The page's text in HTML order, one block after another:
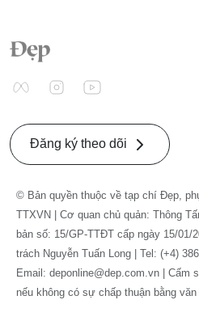
Đăng ký theo dõi
© Bản quyền thuộc về tạp chí Đẹp,
TTXVN | Cơ quan chủ quản: Thông
bản số: 15/GP-TTĐT cấp ngày 15/01/
trách Nguyễn Tuấn Long | Tel: (+4)
Email: deponline@dep.com.vn |
nếu không có sự chấp thuận bằng văn